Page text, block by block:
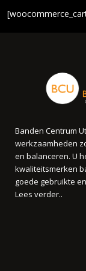
Banden Centrum
werkzaamheden
en balanceren. U
kwaliteitsmerken
goede gebruikte
Lees verder..